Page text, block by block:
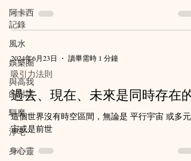
阿卡西
記錄
風水
娛樂圈
與高我
的對話
驅魔
淨宅
身心靈
出生時既浪浪，同狗媽媽 依依不捨的道別 之後去
工團體中...
2024年6月23日 讀畢需時 1 分鐘
吸引力法則
過去、現在、未來是同時存在的
這個世界沒有時空區間，無論是 平行宇宙 或多元
宙或是前世